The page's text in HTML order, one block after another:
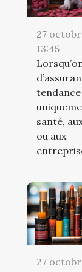
27
13:45
santé,
ou aux
27